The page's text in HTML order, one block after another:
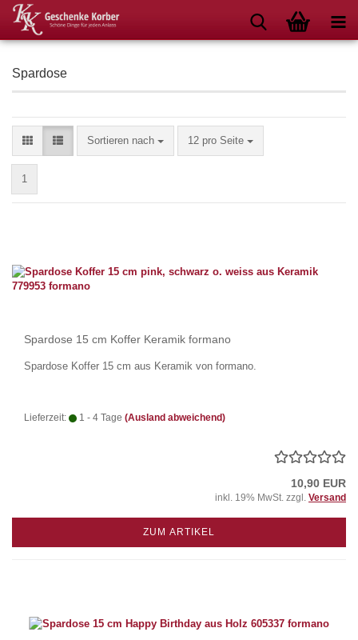
Spardose
Sortieren nach
Sortieren nach 12 pro Seite
pro Seite
1
Spardose 15 cm Koffer Keramik formano
Spardose Koffer 15 cm aus Keramik von formano.
Lieferzeit: 1 - 4 Tage (Ausland abweichend)
10,90 EUR
inkl. 19% MwSt. zzgl. Versand
ZUM ARTIKEL